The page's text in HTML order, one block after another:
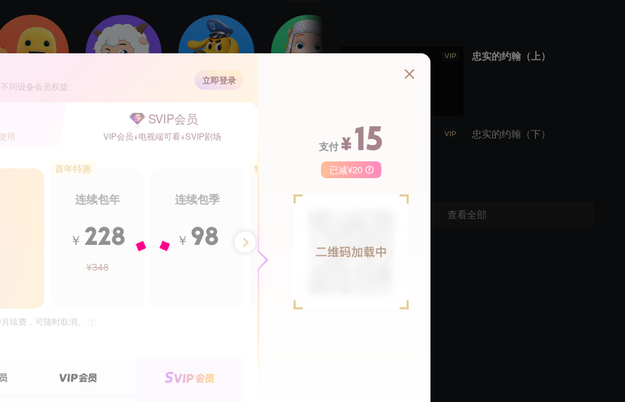
VIP 忠实的约翰（上）
VIP 忠实的约翰（下）
查看全部
8期全
同设备会员权益 立即登录
用
SVIP会员
VIP会员+电视端可看+SVIP剧场
首年特惠
连续包年
￥ 228
¥348
连续包季
￥ 98
特惠5.5折
年卡 季卡
续费，可随时取消。
支付 ¥15
已减¥20